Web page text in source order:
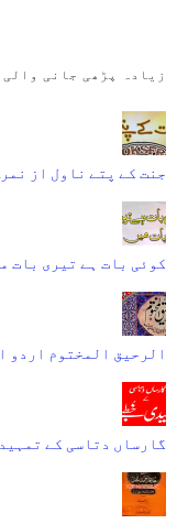
زیادہ پڑھی جانی
جنت کے پتے ناول از
کوئی بات ہے تیری بات
الرحیق المختوم اردو
گارساں دتاسی کے